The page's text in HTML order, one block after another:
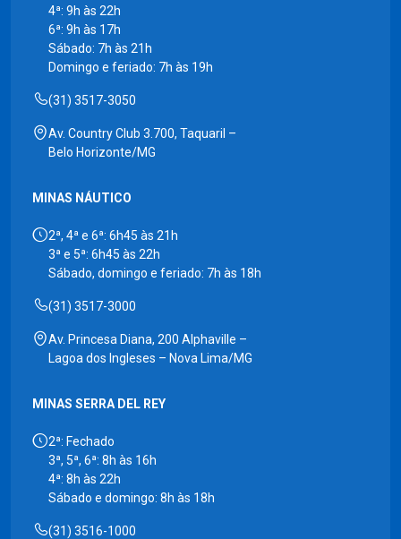
4ª: 9h às 22h
6ª: 9h às 17h
Sábado: 7h às 21h
Domingo e feriado: 7h às 19h
(31) 3517-3050
Av. Country Club 3.700, Taquaril –
Belo Horizonte/MG
MINAS NÁUTICO
2ª, 4ª e 6ª: 6h45 às 21h
3ª e 5ª: 6h45 às 22h
Sábado, domingo e feriado: 7h às 18h
(31) 3517-3000
Av. Princesa Diana, 200 Alphaville –
Lagoa dos Ingleses – Nova Lima/MG
MINAS SERRA DEL REY
2ª: Fechado
3ª, 5ª, 6ª: 8h às 16h
4ª: 8h às 22h
Sábado e domingo: 8h às 18h
(31) 3516-1000